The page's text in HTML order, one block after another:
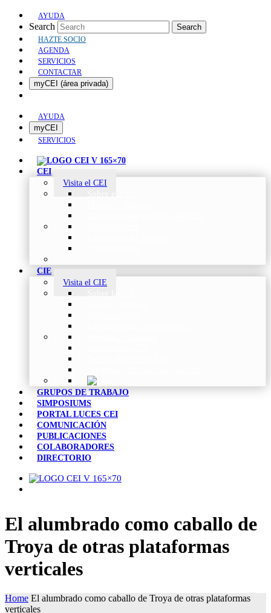
AYUDA
Search Search
HAZTE SOCIO
AGENDA
SERVICIOS
CONTACTAR
myCEI (área privada)
AYUDA
myCEI
SERVICIOS
CEI
Visita el CEI
CIE
Visita el CIE
GRUPOS DE TRABAJO
SIMPOSIUMS
PORTAL LUCES CEI
COMUNICACIÓN
PUBLICACIONES
COLABORADORES
DIRECTORIO
El alumbrado como caballo de
Troya de otras plataformas
verticales
Home El alumbrado como caballo de Troya de otras plataformas
verticales